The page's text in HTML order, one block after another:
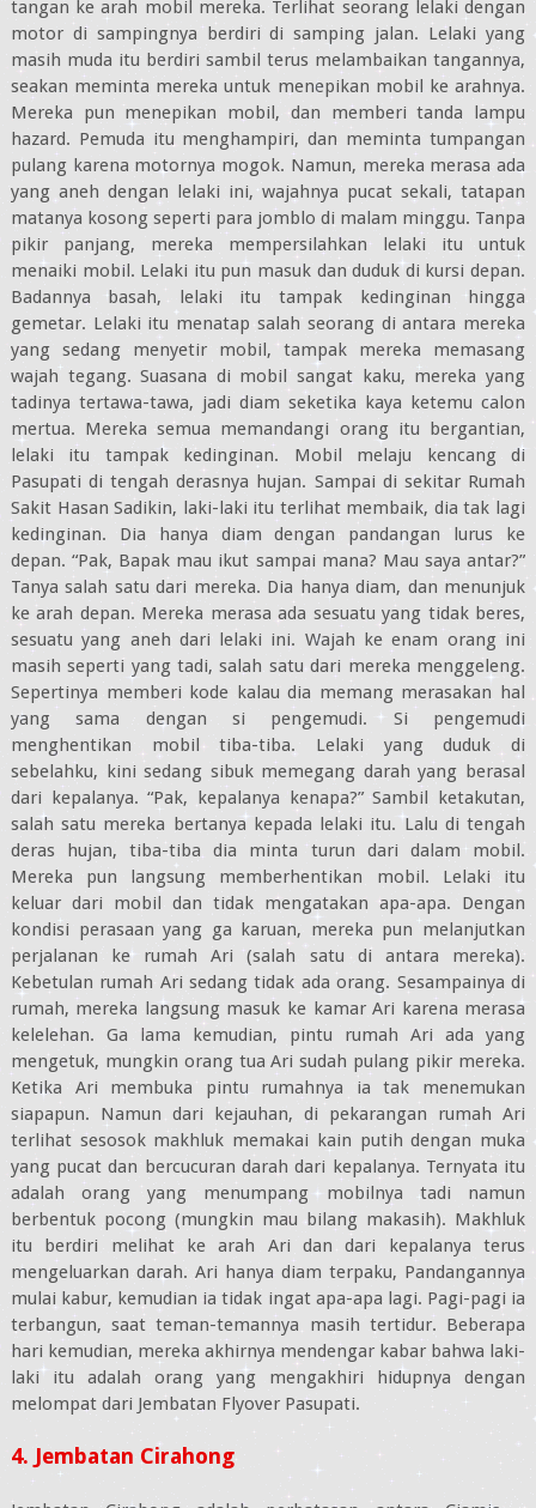
tangan ke arah mobil mereka. Terlihat seorang lelaki dengan
motor di sampingnya berdiri di samping jalan. Lelaki yang
masih muda itu berdiri sambil terus melambaikan tangannya,
seakan meminta mereka untuk menepikan mobil ke arahnya.
Mereka pun menepikan mobil, dan memberi tanda lampu
hazard. Pemuda itu menghampiri, dan meminta tumpangan
pulang karena motornya mogok. Namun, mereka merasa ada
yang aneh dengan lelaki ini, wajahnya pucat sekali, tatapan
matanya kosong seperti para jomblo di malam minggu. Tanpa
pikir panjang, mereka mempersilahkan lelaki itu untuk
menaiki mobil. Lelaki itu pun masuk dan duduk di kursi depan.
Badannya basah, lelaki itu tampak kedinginan hingga
gemetar. Lelaki itu menatap salah seorang di antara mereka
yang sedang menyetir mobil, tampak mereka memasang
wajah tegang. Suasana di mobil sangat kaku, mereka yang
tadinya tertawa-tawa, jadi diam seketika kaya ketemu calon
mertua. Mereka semua memandangi orang itu bergantian,
lelaki itu tampak kedinginan. Mobil melaju kencang di
Pasupati di tengah derasnya hujan. Sampai di sekitar Rumah
Sakit Hasan Sadikin, laki-laki itu terlihat membaik, dia tak lagi
kedinginan. Dia hanya diam dengan pandangan lurus ke
depan. “Pak, Bapak mau ikut sampai mana? Mau saya antar?”
Tanya salah satu dari mereka. Dia hanya diam, dan menunjuk
ke arah depan. Mereka merasa ada sesuatu yang tidak beres,
sesuatu yang aneh dari lelaki ini. Wajah ke enam orang ini
masih seperti yang tadi, salah satu dari mereka menggeleng.
Sepertinya memberi kode kalau dia memang merasakan hal
yang sama dengan si pengemudi. Si pengemudi
menghentikan mobil tiba-tiba. Lelaki yang duduk di
sebelahku, kini sedang sibuk memegang darah yang berasal
dari kepalanya. “Pak, kepalanya kenapa?” Sambil ketakutan,
salah satu mereka bertanya kepada lelaki itu. Lalu di tengah
deras hujan, tiba-tiba dia minta turun dari dalam mobil.
Mereka pun langsung memberhentikan mobil. Lelaki itu
keluar dari mobil dan tidak mengatakan apa-apa. Dengan
kondisi perasaan yang ga karuan, mereka pun melanjutkan
perjalanan ke rumah Ari (salah satu di antara mereka).
Kebetulan rumah Ari sedang tidak ada orang. Sesampainya di
rumah, mereka langsung masuk ke kamar Ari karena merasa
kelelehan. Ga lama kemudian, pintu rumah Ari ada yang
mengetuk, mungkin orang tua Ari sudah pulang pikir mereka.
Ketika Ari membuka pintu rumahnya ia tak menemukan
siapapun. Namun dari kejauhan, di pekarangan rumah Ari
terlihat sesosok makhluk memakai kain putih dengan muka
yang pucat dan bercucuran darah dari kepalanya. Ternyata itu
adalah orang yang menumpang mobilnya tadi namun
berbentuk pocong (mungkin mau bilang makasih). Makhluk
itu berdiri melihat ke arah Ari dan dari kepalanya terus
mengeluarkan darah. Ari hanya diam terpaku, Pandangannya
mulai kabur, kemudian ia tidak ingat apa-apa lagi. Pagi-pagi ia
terbangun, saat teman-temannya masih tertidur. Beberapa
hari kemudian, mereka akhirnya mendengar kabar bahwa laki-
laki itu adalah orang yang mengakhiri hidupnya dengan
melompat dari Jembatan Flyover Pasupati.
4. Jembatan Cirahong